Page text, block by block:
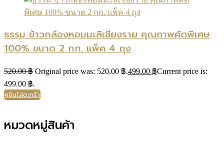
ธรรม ข้าวกล้องหอมมะลิเชียงราย คุณภาพคัดพิเศษ
100% ขนาด 2 กก. แพ็ค 4 ถุง
520.00฿ Original price was: 520.00 ฿.499.00 ฿Current price is:
499.00 ฿.
หยิบใส่ตะกร้า
หมวดหมู่สินค้า